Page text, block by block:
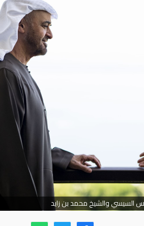
السيسي والشيخ محمد بن زايد